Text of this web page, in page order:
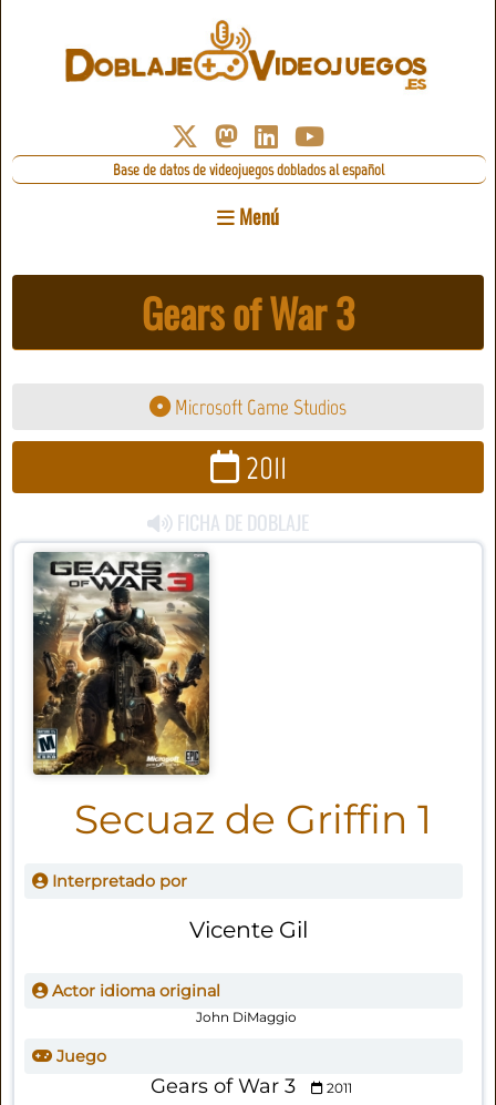
Base de datos de videojuegos doblados al español
Menú
Gears of War 3
Microsoft Game Studios
2011
FICHA DE DOBLAJE
Secuaz de Griffin 1
Interpretado por
Vicente Gil
Actor idioma original
John DiMaggio
Juego
Gears of War 3 2011